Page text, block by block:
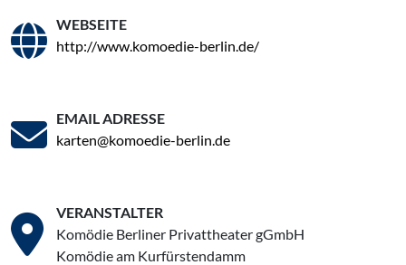
WEBSEITE
http://www.komoedie-berlin.de/
EMAIL ADRESSE
karten@komoedie-berlin.de
VERANSTALTER
Komödie Berliner Privattheater gGmbH
Komödie am Kurfürstendamm